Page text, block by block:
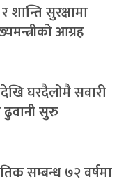
सुरक्षामा
आग्रह
घरदैलोमै सवारी
सुरु
सम्बन्ध ७२ वर्षमा